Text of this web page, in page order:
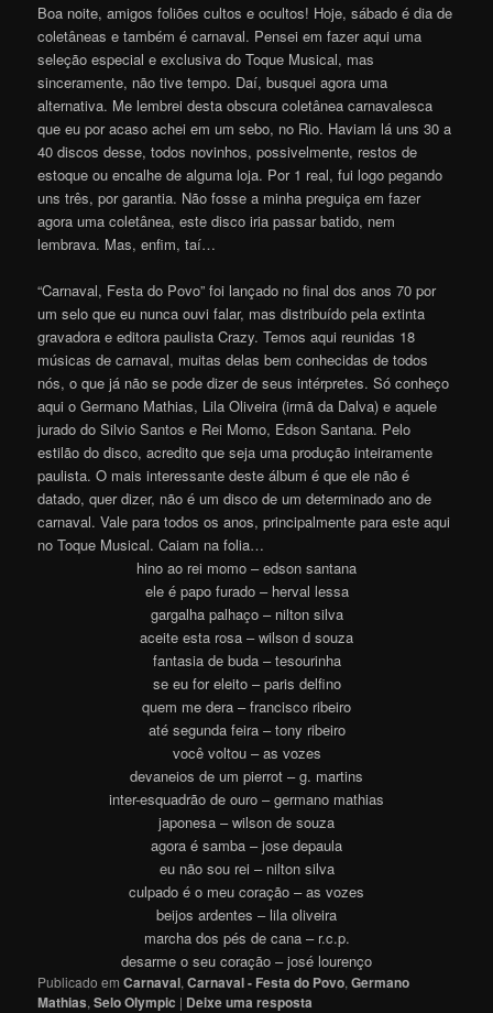
Boa noite, amigos foliões cultos e ocultos! Hoje, sábado é dia de
coletâneas e também é carnaval. Pensei em fazer aqui uma
seleção especial e exclusiva do Toque Musical, mas
sinceramente, não tive tempo. Daí, busquei agora uma
alternativa. Me lembrei desta obscura coletânea carnavalesca
que eu por acaso achei em um sebo, no Rio. Haviam lá uns 30 a
40 discos desse, todos novinhos, possivelmente, restos de
estoque ou encalhe de alguma loja. Por 1 real, fui logo pegando
uns três, por garantia. Não fosse a minha preguiça em fazer
agora uma coletânea, este disco iria passar batido, nem
lembrava. Mas, enfim, taí…
“Carnaval, Festa do Povo” foi lançado no final dos anos 70 por
um selo que eu nunca ouvi falar, mas distribuído pela extinta
gravadora e editora paulista Crazy. Temos aqui reunidas 18
músicas de carnaval, muitas delas bem conhecidas de todos
nós, o que já não se pode dizer de seus intérpretes. Só conheço
aqui o Germano Mathias, Lila Oliveira (irmã da Dalva) e aquele
jurado do Silvio Santos e Rei Momo, Edson Santana. Pelo
estilão do disco, acredito que seja uma produção inteiramente
paulista. O mais interessante deste álbum é que ele não é
datado, quer dizer, não é um disco de um determinado ano de
carnaval. Vale para todos os anos, principalmente para este aqui
no Toque Musical. Caiam na folia…
hino ao rei momo – edson santana
ele é papo furado – herval lessa
gargalha palhaço – nilton silva
aceite esta rosa – wilson d souza
fantasia de buda – tesourinha
se eu for eleito – paris delfino
quem me dera – francisco ribeiro
até segunda feira – tony ribeiro
você voltou – as vozes
devaneios de um pierrot – g. martins
inter-esquadrão de ouro – germano mathias
japonesa – wilson de souza
agora é samba – jose depaula
eu não sou rei – nilton silva
culpado é o meu coração – as vozes
beijos ardentes – lila oliveira
marcha dos pés de cana – r.c.p.
desarme o seu coração – josé lourenço
Publicado em Carnaval,Carnaval - Festa do Povo,Germano
Mathias,Selo Olympic | Deixe uma resposta